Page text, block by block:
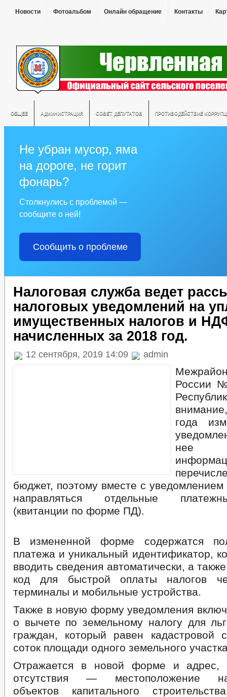
Новости Фотоальбом Онлайн обращение Контакты
ОБЩЕЕ АДМИНИСТРАЦИЯ СОВЕТ ДЕПУТАТОВ ПРОТИВОДЕЙСТВИЕ
Не убран мусор, яма
на дороге, не горит
фонарь?
Столкнулись с проблемой —
сообщите о ней!
Сообщить о проблеме
Налоговая служба ведет
налоговых уведомлений на
имущественных налогов и
начисленных за 2018 год.
12 сентября, 2019 14:09 admin
России
года
нее
бюджет, поэтому вместе с
направляться отдельные
(квитанции по форме ПД).
В измененной форме содержатся
платежа и уникальный идентификатор,
вводить сведения автоматически, а
код для быстрой оплаты налогов
терминалы и мобильные устройства.
Также в новую форму уведомления
о вычете по земельному налогу для
граждан, который равен кадастровой
соток площади одного земельного
Отражается в новой форме и адрес,
отсутствия — местоположение
объектов капитального